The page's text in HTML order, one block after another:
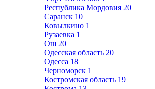
Республика Мордовия 20
Саранск 10
Ковылкино 1
Рузаевка 1
Ош 20
Одесская область 20
Одесса 18
Черноморск 1
Костромская область 19